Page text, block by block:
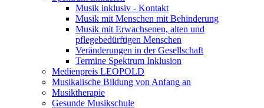
Musik inklusiv - Kontakt
Musik mit Menschen mit Behinderung
Musik mit Erwachsenen, alten und
pflegebedürftigen Menschen
Veränderungen in der Gesellschaft
Termine Spektrum Inklusion
Medienpreis LEOPOLD
Musikalische Bildung von Anfang an
Musiktherapie
Gesunde Musikschule